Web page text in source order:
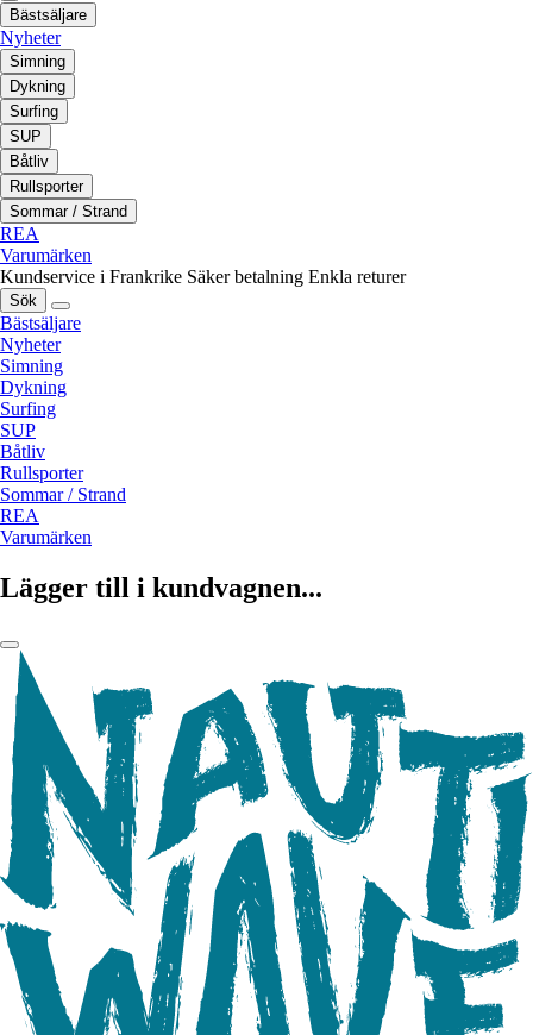
Bästsäljare
Nyheter
Simning
Dykning
Surfing
SUP
Båtliv
Rullsporter
Sommar / Strand
REA
Varumärken
Kundservice i Frankrike Säker betalning Enkla returer
Sök
Bästsäljare
Nyheter
Simning
Dykning
Surfing
SUP
Båtliv
Rullsporter
Sommar / Strand
REA
Varumärken
Lägger till i kundvagnen...